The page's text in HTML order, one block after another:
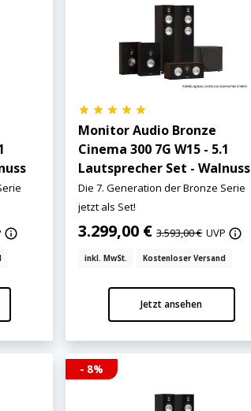
Monitor Audio Bronze
Cinema 300 7G W15 - 5.1
Lautsprecher Set - Walnuss
Die 7. Generation der Bronze Serie
jetzt als Set!
3.299,00 €3.593,00 € UVP
inkl. MwSt. Kostenloser Versand
Jetzt ansehen
- 8%